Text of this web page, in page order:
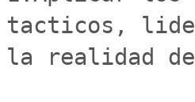
tacticos,
la realidad